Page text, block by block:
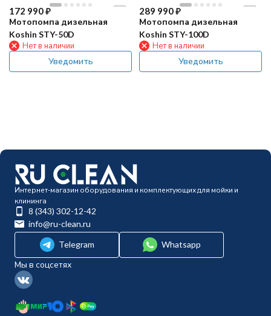
172 990₽
Мотопомпа дизельная
Koshin STY-50D
Нет в наличии
Уведомить
289 990₽
Мотопомпа дизельная
Koshin STY-100D
Нет в наличии
Уведомить
Интернет-магазин оборудования и комплектующих для мойки и
клининга
8 (343) 302-12-42
info@ru-clean.ru
Telegram
Whatsapp
Мы в соцсетях